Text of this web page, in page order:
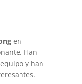
en
Han
y han